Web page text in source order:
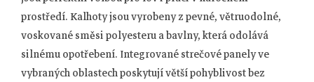
prostředí. Kalhoty jsou vyrobeny z pevné, větruodolné,
voskované směsi polyesteru a bavlny, která odolává
silnému opotřebení. Integrované strečové panely ve
vybraných oblastech poskytují větší pohyblivost bez